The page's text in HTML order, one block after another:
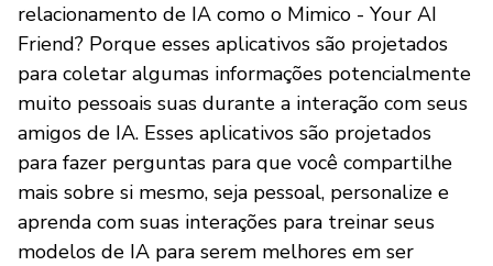
relacionamento de IA como o Mimico - Your AI
Friend? Porque esses aplicativos são projetados
para coletar algumas informações potencialmente
muito pessoais suas durante a interação com seus
amigos de IA. Esses aplicativos são projetados
para fazer perguntas para que você compartilhe
mais sobre si mesmo, seja pessoal, personalize e
aprenda com suas interações para treinar seus
modelos de IA para serem melhores em ser